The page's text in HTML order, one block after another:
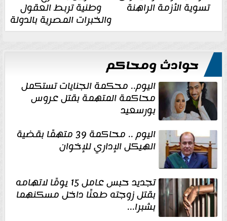
تسوية الأزمة الراهنة وطنية تربط العقول
والخبرات المصرية بالدولة
حوادث ومحاكم
اليوم.. محكمة الجنايات تستكمل
محاكمة المتهمة بقتل عروس
بورسعيد
اليوم .. محاكمة 39 متهمًا بقضية
الهيكل الإداري للإخوان
تجديد حبس عامل 15 يومًا لاتهامه
بقتل زوجته طعنًا داخل مسكنهما
بشبرا...